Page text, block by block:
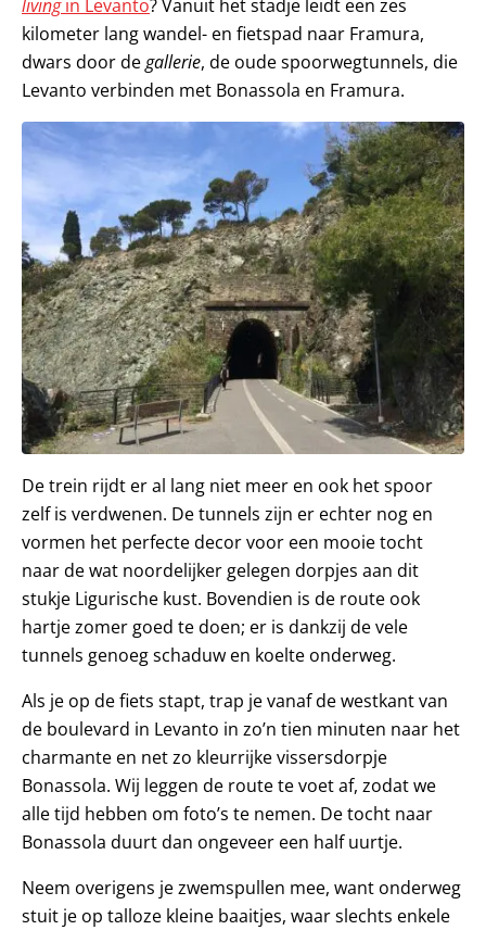
livingin Levanto? Vanuit het stadje leidt een zes
kilometer lang wandel- en fietspad naar Framura,
dwars door degallerie, de oude spoorwegtunnels, die
Levanto verbinden met Bonassola en Framura.
De trein rijdt er al lang niet meer en ook het spoor
zelf is verdwenen. De tunnels zijn er echter nog en
vormen het perfecte decor voor een mooie tocht
naar de wat noordelijker gelegen dorpjes aan dit
stukje Ligurische kust. Bovendien is de route ook
hartje zomer goed te doen; er is dankzij de vele
tunnels genoeg schaduw en koelte onderweg.
Als je op de fiets stapt, trap je vanaf de westkant van
de boulevard in Levanto in zo’n tien minuten naar het
charmante en net zo kleurrijke vissersdorpje
Bonassola. Wij leggen de route te voet af, zodat we
alle tijd hebben om foto’s te nemen. De tocht naar
Bonassola duurt dan ongeveer een half uurtje.
Neem overigens je zwemspullen mee, want onderweg
stuit je op talloze kleine baaitjes, waar slechts enkele